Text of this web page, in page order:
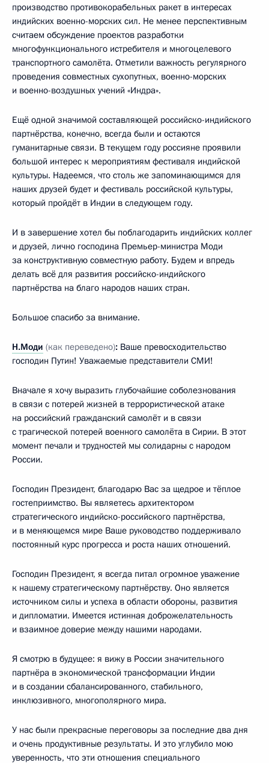
производство противокорабельных ракет в интересах
индийских военно-морских сил. Не менее перспективным
считаем обсуждение проектов разработки
многофункционального истребителя и многоцелевого
транспортного самолёта. Отметили важность регулярного
проведения совместных сухопутных, военно-морских
и военно-воздушных учений «Индра».
Ещё одной значимой составляющей российско-индийского
партнёрства, конечно, всегда были и остаются
гуманитарные связи. В текущем году россияне проявили
большой интерес к мероприятиям фестиваля индийской
культуры. Надеемся, что столь же запоминающимся для
наших друзей будет и фестиваль российской культуры,
который пройдёт в Индии в следующем году.
И в завершение хотел бы поблагодарить индийских коллег
и друзей, лично господина Премьер-министра Моди
за конструктивную совместную работу. Будем и впредь
делать всё для развития российско-индийского
партнёрства на благо народов наших стран.
Большое спасибо за внимание.
Н.Моди (как переведено): Ваше превосходительство
господин Путин! Уважаемые представители СМИ!
Вначале я хочу выразить глубочайшие соболезнования
в связи с потерей жизней в террористической атаке
на российский гражданский самолёт и в связи
с трагической потерей военного самолёта в Сирии. В этот
момент печали и трудностей мы солидарны с народом
России.
Господин Президент, благодарю Вас за щедрое и тёплое
гостеприимство. Вы являетесь архитектором
стратегического индийско-российского партнёрства,
и в меняющемся мире Ваше руководство поддерживало
постоянный курс прогресса и роста наших отношений.
Господин Президент, я всегда питал огромное уважение
к нашему стратегическому партнёрству. Оно является
источником силы и успеха в области обороны, развития
и дипломатии. Имеется истинная доброжелательность
и взаимное доверие между нашими народами.
Я смотрю в будущее: я вижу в России значительного
партнёра в экономической трансформации Индии
и в создании сбалансированного, стабильного,
инклюзивного, многополярного мира.
У нас были прекрасные переговоры за последние два дня
и очень продуктивные результаты. И это углубило мою
уверенность, что эти отношения специального